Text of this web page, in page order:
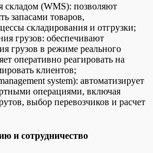
складом (WMS): позволяют
запасами товаров,
складирования и отгрузки;
грузов: обеспечивают
грузов в режиме реального
оперативно реагировать на
клиентов;
system): автоматизирует
операциями, включая
выбор перевозчиков и расчет
и сотрудничество